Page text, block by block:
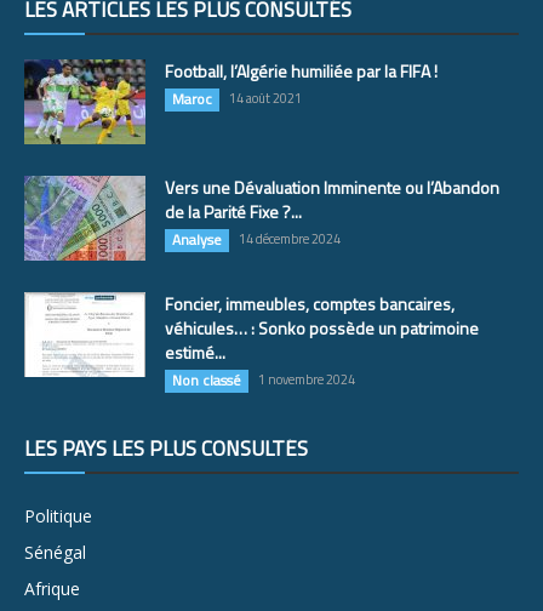
LES ARTICLES LES PLUS CONSULTÉS
Football, l’Algérie humiliée par la FIFA !
Maroc 14 août 2021
Vers une Dévaluation Imminente ou l’Abandon
de la Parité Fixe ?...
Analyse 14 décembre 2024
Foncier, immeubles, comptes bancaires,
véhicules… : Sonko possède un patrimoine
estimé...
Non classé 1 novembre 2024
LES PAYS LES PLUS CONSULTÉS
Politique
Sénégal
Afrique